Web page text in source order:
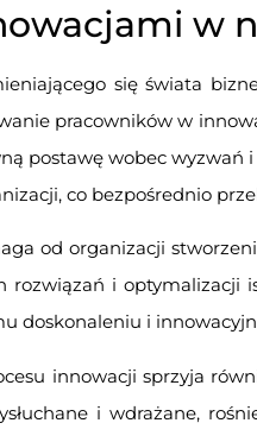
w
się świata
pracowników w
postawę wobec
co bezpośrednio
od organizacji
rozwiązań i
doskonaleniu i
innowacji sprzyja
i wdrażane,